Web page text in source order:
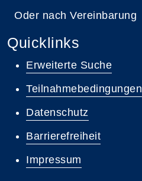
Oder nach Vereinbarung
Quicklinks
Erweiterte Suche
Teilnahmebedingungen
Datenschutz
Barrierefreiheit
Impressum